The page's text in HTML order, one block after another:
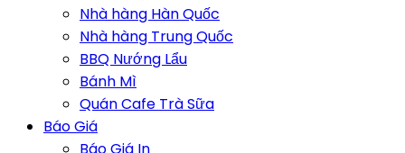
Nhà hàng Hàn Quốc
Nhà hàng Trung Quốc
BBQ Nướng Lẩu
Bánh Mì
Quán Cafe Trà Sữa
Báo Giá